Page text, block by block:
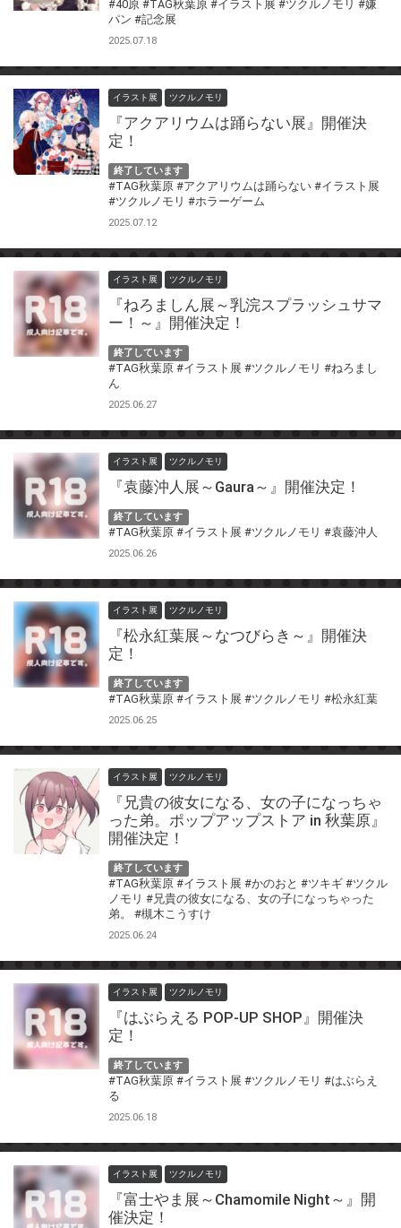
#40原 #TAG秋葉原 #イラスト展 #ツクルノモリ #嫌
パン #記念展
2025.07.18
イラスト展 ツクルノモリ
『アクアリウムは踊らない展』開催決
定！
終了しています
#TAG秋葉原 #アクアリウムは踊らない #イラスト展
#ツクルノモリ #ホラーゲーム
2025.07.12
イラスト展 ツクルノモリ
『ねろましん展～乳浣スプラッシュサマ
ー！～』開催決定！
終了しています
#TAG秋葉原 #イラスト展 #ツクルノモリ #ねろまし
ん
2025.06.27
イラスト展 ツクルノモリ
『袁藤沖人展～Gaura～』開催決定！
終了しています
#TAG秋葉原 #イラスト展 #ツクルノモリ #袁藤沖人
2025.06.26
イラスト展 ツクルノモリ
『松永紅葉展～なつびらき～』開催決
定！
終了しています
#TAG秋葉原 #イラスト展 #ツクルノモリ #松永紅葉
2025.06.25
イラスト展 ツクルノモリ
『兄貴の彼女になる、女の子になっちゃ
った弟。ポップアップストア in 秋葉原』
開催決定！
終了しています
#TAG秋葉原 #イラスト展 #かのおと #ツキギ #ツクル
ノモリ #兄貴の彼女になる、女の子になっちゃった
弟。
#槻木こうすけ
2025.06.24
イラスト展 ツクルノモリ
『はぶらえる POP-UP SHOP』開催決
定！
終了しています
#TAG秋葉原 #イラスト展 #ツクルノモリ #はぶらえ
る
2025.06.18
イラスト展 ツクルノモリ
『富士やま展～Chamomile Night～』開
催決定！